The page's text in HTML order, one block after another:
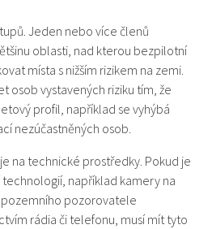
Jeden nebo více členů
oblasti, nad kterou bezpilotní
místa s nižším rizikem na zemi.
osob vystavených riziku tím, že
profil, například se vyhýbá
nezúčastněných osob.
na technické prostředky. Pokud je
například kamery na
pozorovatele
rádia či telefonu, musí mít tyto